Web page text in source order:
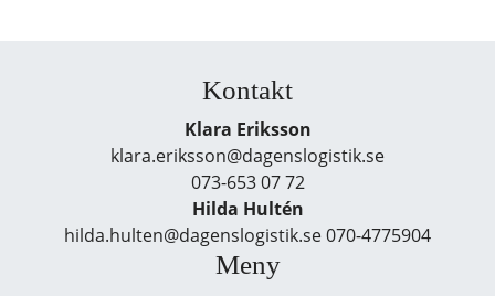
Kontakt
Klara Eriksson
klara.eriksson@dagenslogistik.se
073-653 07 72
Hilda Hultén
hilda.hulten@dagenslogistik.se 070-4775904
Meny